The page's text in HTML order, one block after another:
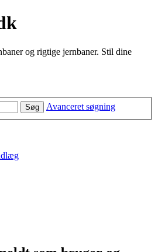
og rigtige jernbaner. Stil dine
Søg Avanceret søgning